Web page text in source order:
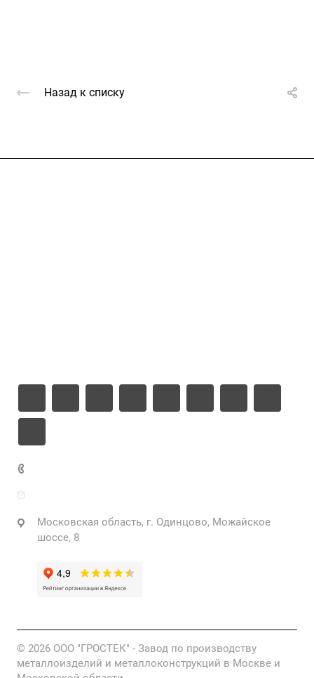
Назад к списку
Московская область, г. Одинцово, Можайское
шоссе, 8
© 2026 ООО "ГРОСТЕК" - Завод по производству
металлоизделий и металлоконструкций в Москве и